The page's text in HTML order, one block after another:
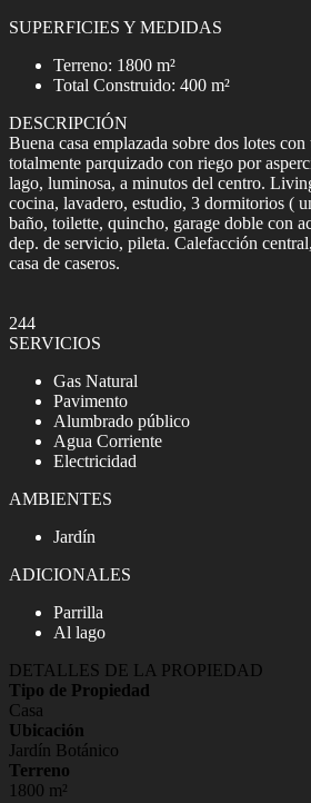
SUPERFICIES Y MEDIDAS
Terreno: 1800 m²
Total Construido: 400 m²
DESCRIPCIÓN
Buena casa emplazada sobre dos lotes
totalmente parquizado con riego por
lago, luminosa, a minutos del centro.
cocina, lavadero, estudio, 3 dormitorios (
baño, toilette, quincho, garage doble con
dep. de servicio, pileta. Calefacción
casa de caseros.
244
SERVICIOS
Gas Natural
Pavimento
Alumbrado público
Agua Corriente
Electricidad
AMBIENTES
Jardín
ADICIONALES
Parrilla
Al lago
DETALLES DE LA PROPIEDAD
Tipo de Propiedad
Casa
Ubicación
Jardín Botánico
Terreno
1800 m²